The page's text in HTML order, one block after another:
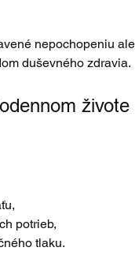
nepochopeniu
duševného zdravia.
živote
potrieb,
tlaku.